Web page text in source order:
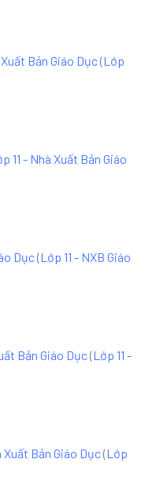
Xuất Bản Giáo Dục(Lớp
11 - Nhà Xuất Bản Giáo
Dục(Lớp 11 - NXB Giáo
Bản Giáo Dục(Lớp 11 -
Xuất Bản Giáo Dục(Lớp